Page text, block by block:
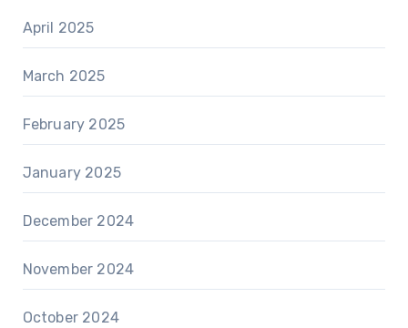
April 2025
March 2025
February 2025
January 2025
December 2024
November 2024
October 2024